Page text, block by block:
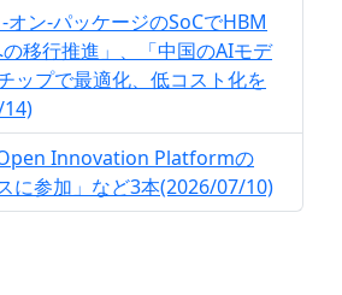
オン-パッケージのSoCでHBM
移行推進」、「中国のAIモデ
ップで最適化、低コスト化を
Open Innovation Platformの
に参加」など3本(2026/07/10)